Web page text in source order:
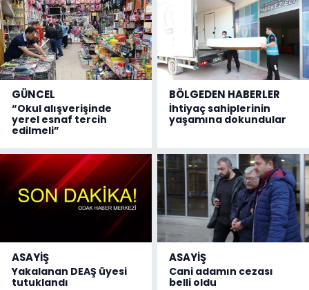
GÜNCEL
“Okul alışverişinde
yerel esnaf tercih
edilmeli”
BÖLGEDEN HABERLER
İhtiyaç sahiplerinin
yaşamına dokundular
ASAYİŞ
Yakalanan DEAŞ üyesi
tutuklandı
ASAYİŞ
Cani adamın cezası
belli oldu